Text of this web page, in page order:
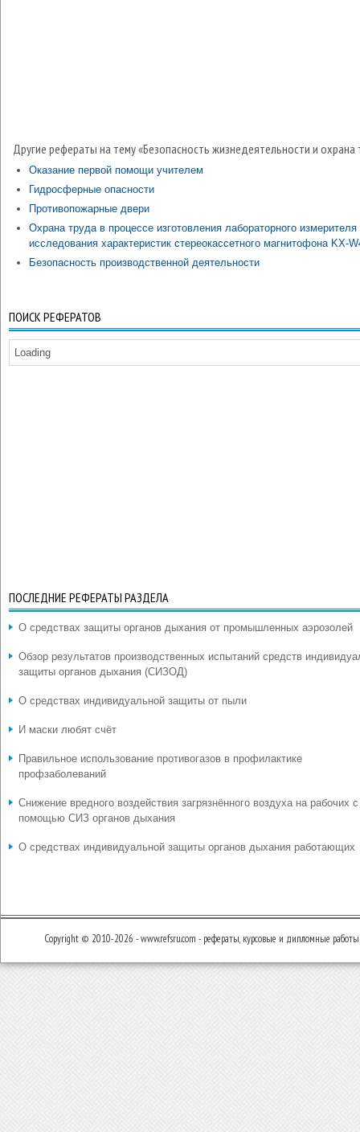
Другие рефераты на тему «Безопасность жизнедеятельности и охрана
Оказание первой помощи учителем
Гидросферные опасности
Противопожарные двери
Охрана труда в процессе изготовления лабораторного
исследования характеристик стереокассетного магнитофона KX-
Безопасность производственной деятельности
ПОИСК РЕФЕРАТОВ
Loading
ПОСЛЕДНИЕ РЕФЕРАТЫ РАЗДЕЛА
О средствах защиты органов дыхания от промышленных аэрозолей
Обзор результатов производственных испытаний средств
защиты органов дыхания (СИЗОД)
О средствах индивидуальной защиты от пыли
И маски любят счёт
Правильное использование противогазов в профилактике
профзаболеваний
Снижение вредного воздействия загрязнённого воздуха на рабочих с
помощью СИЗ органов дыхания
О средствах индивидуальной защиты органов дыхания работающих
Copyright © 2010-2026 - www.refsru.com - рефераты, курсовые и дипломные работы